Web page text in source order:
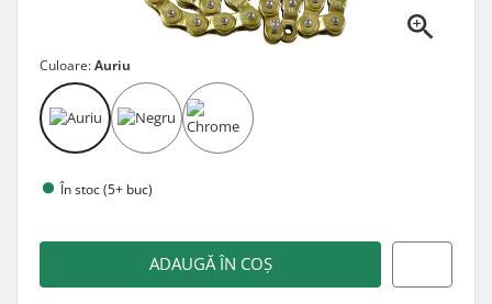
Culoare:Auriu
În stoc (5+ buc)
ADAUGĂ ÎN COȘ